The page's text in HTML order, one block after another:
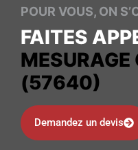
POUR VOUS, ON
FAITES
(57640)
Demandez un devis